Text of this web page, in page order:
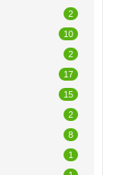
2
10
2
17
15
2
8
1